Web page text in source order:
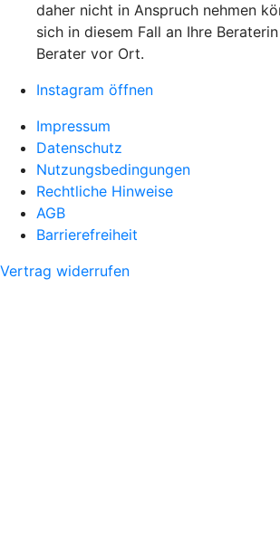
daher nicht in Anspruch nehmen
sich in diesem Fall an Ihre
Berater vor Ort.
Instagram öffnen
Impressum
Datenschutz
Nutzungsbedingungen
Rechtliche Hinweise
AGB
Barrierefreiheit
Vertrag widerrufen